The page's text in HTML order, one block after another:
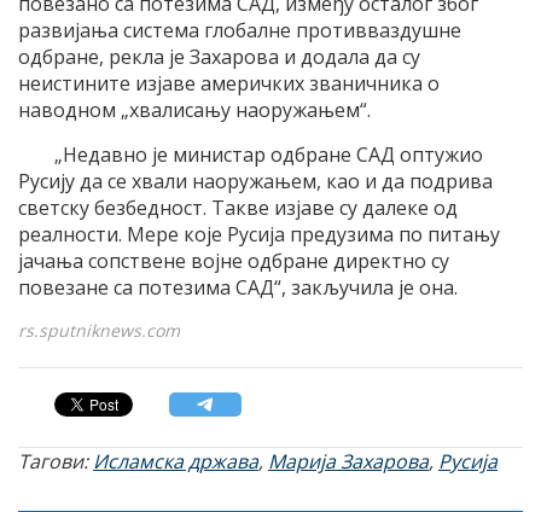
развијања система глобалне противваздушне
одбране, рекла је Захарова и додала да су
неистините изјаве америчких званичника о
наводном „хвалисању наоружањем“.
„Недавно је министар одбране САД оптужио
Русију да се хвали наоружањем, као и да подрива
светску безбедност. Такве изјаве су далеке од
реалности. Мере које Русија предузима по питању
јачања сопствене војне одбране директно су
повезане са потезима САД“, закључила је она.
rs.sputniknews.com
Тагови:Исламска држава, Марија Захарова, Русија